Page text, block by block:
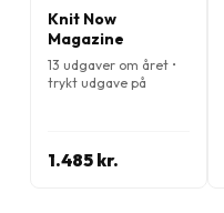
Knit Now
Magazine
13 udgaver om året •
trykt udgave på
1.485 kr.